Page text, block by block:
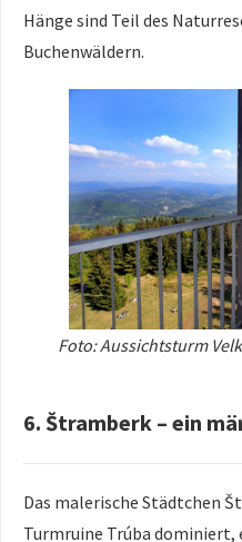
Hänge sind Teil des
Buchenwäldern.
Foto: Aussichtsturm
6. Štramberk – ein
Das malerische Städtchen
Turmruine Trúba dominiert,